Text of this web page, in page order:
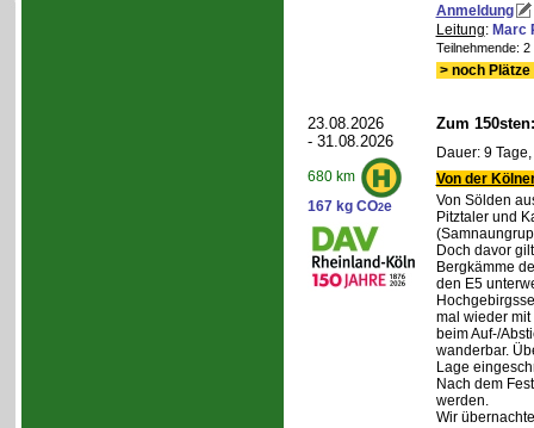
Anmeldung
Leitung: Marc
Teilnehmende:
> noch
23.08.2026
- 31.08.2026
680 km
167 kg CO2e
Zum
Dauer: 9
Von der
Von Sölden
Pitztaler und
Doch davor
Bergkämme
den E5
mal wieder
beim Auf-/
wanderbar.
Lage
Nach dem
werden.
Wir